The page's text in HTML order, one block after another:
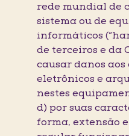
rede mundial de
sistema ou de
informáticos
de terceiros e da
causar danos aos
eletrônicos e
nestes
d) por suas
forma, extensão